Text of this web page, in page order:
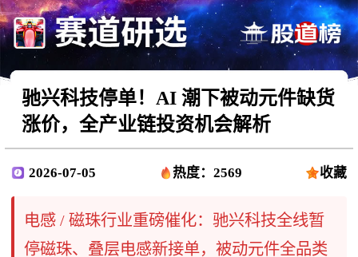
驰兴科技停单！AI 潮下被动元件缺货
涨价，全产业链投资机会解析
2026-07-05 热度：2569 收藏
电感 / 磁珠行业重磅催化：驰兴科技全线暂
停磁珠、叠层电感新接单，被动元件全品类